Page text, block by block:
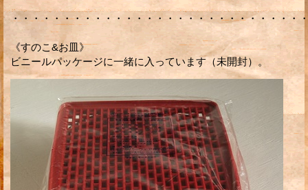
・・・・・・・・・・・・・・・・・・・・・・・・・・・
《すのこ&お皿》
ビニールパッケージに一緒に入っています（未開封）。